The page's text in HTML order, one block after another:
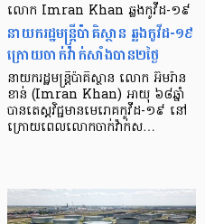
លោក Imran Khan ឆ្លងកូវីដ-១៩
នាយករដ្ឋមន្ត្រី​ប៉ាគិស្ថាន​ ឆ្លង​កូវីដ-១៩
ក្រោយ​ចាក់​វ៉ាក់សាំងបាន២ថ្ងៃ
នាយករដ្ឋមន្ត្រី​ប៉ាគិស្ថាន លោក អ៊ីមរ៉ាន
ខាន់ (Imran Khan) អាយុ ៦៨ឆ្នាំ
បាន​តេស្ត​វិជ្ជមាន​មេរោគ​កូវីដ-១៩ នៅ
ក្រោយ​ពេល​លោក​ចាក់​វ៉ាក់ស…